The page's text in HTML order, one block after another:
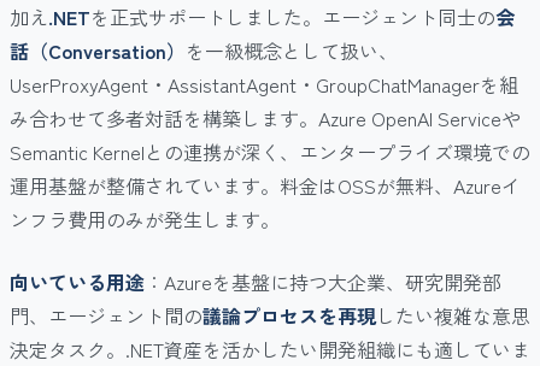
加え.NETを正式サポートしました。エージェント同士の会
話（Conversation） を一級概念として扱い、
UserProxyAgent・AssistantAgent・GroupChatManagerを組
み合わせて多者対話を構築します。Azure OpenAI Serviceや
Semantic Kernelとの連携が深く、エンタープライズ環境での
運用基盤が整備されています。料金はOSSが無料、Azureイ
ンフラ費用のみが発生します。
向いている用途 ：Azureを基盤に持つ大企業、研究開発部
門、エージェント間の議論プロセスを再現したい複雑な意思
決定タスク。.NET資産を活かしたい開発組織にも適していま